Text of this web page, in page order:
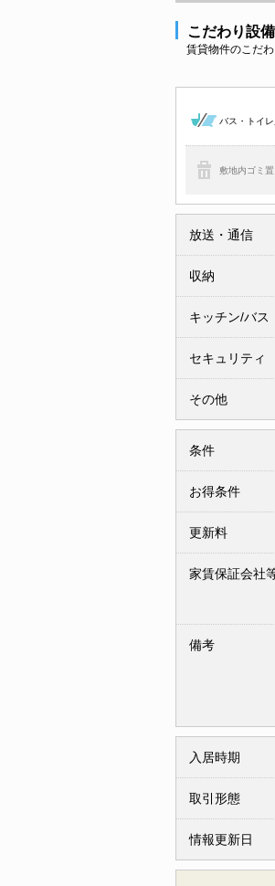
こだわり設
賃貸物件のこだ
バス・トイレ
敷地内ゴミ
放送・通信
収納
キッチン/バス
セキュリティ
その他
条件
お得条件
更新料
家賃保証会社
備考
入居時期
取引形態
情報更新日